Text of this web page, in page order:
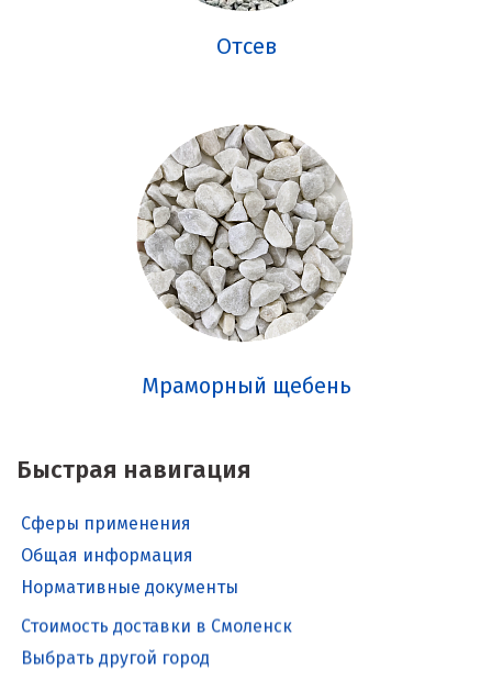
Отсев
Мраморный щебень
Быстрая навигация
Сферы применения
Общая информация
Нормативные документы
Стоимость доставки в Смоленск
Выбрать другой город